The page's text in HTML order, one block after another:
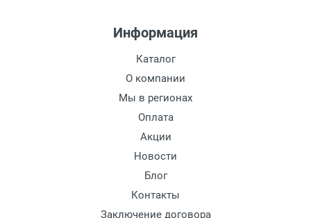
дополнительных расходов за хранение
Доставляем товар по Москве компанией
Сдэк до ближайшего к вам пункта
Доставка транспортными компаниями по
Данный способ доставки осуществляется
Информация
Каталог
О компании
Мы в регионах
Оплата
Акции
Новости
Блог
Контакты
Заключение договора